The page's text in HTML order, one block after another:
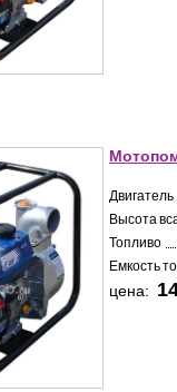
Двигатель
Высота
Топливо
Емкость
цена: